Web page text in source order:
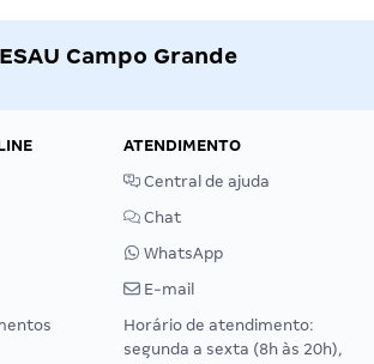
Campo Grande
ATENDIMENTO
Central de ajuda
Chat
WhatsApp
E-mail
Horário de atendimento:
segunda a sexta (8h às 20h),